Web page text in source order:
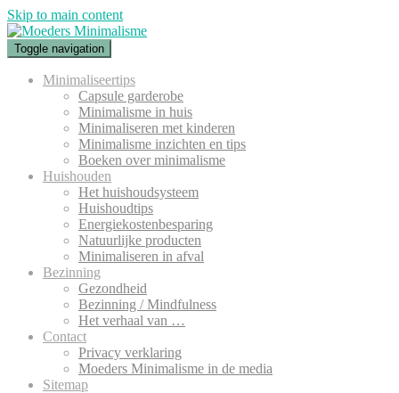
Skip to main content
Toggle navigation
Minimaliseertips
Capsule garderobe
Minimalisme in huis
Minimaliseren met kinderen
Minimalisme inzichten en tips
Boeken over minimalisme
Huishouden
Het huishoudsysteem
Huishoudtips
Energiekostenbesparing
Natuurlijke producten
Minimaliseren in afval
Bezinning
Gezondheid
Bezinning / Mindfulness
Het verhaal van …
Contact
Privacy verklaring
Moeders Minimalisme in de media
Sitemap